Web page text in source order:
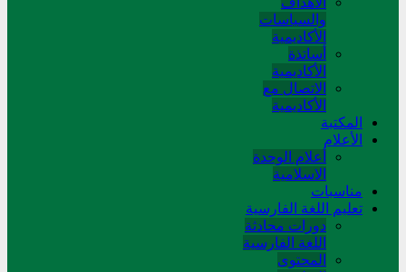
والسياسات
الأكاديمية
أساتذة
الأكاديمية
الاتصال مع
الأكاديمية
المکتبة
الأعلام
أعلام الوحدة
الاسلامية
مناسبات
تعلیم اللغة الفارسیة
دورات محادثة
اللغة الفارسیة
المحتوی